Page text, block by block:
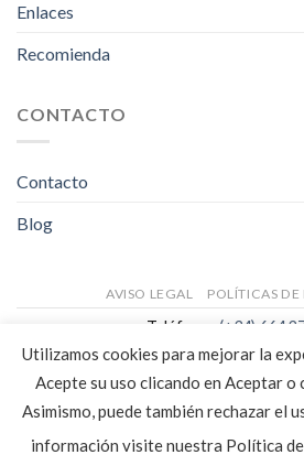
Enlaces
Recomienda
CONTACTO
Contacto
Blog
AVISO LEGAL POLÍTICAS
Teléfono: (+34) 664
Email:
Página web:
Copyright 2026 ©
Utilizamos cookies para mejorar la
Acepte su uso clicando en Aceptar
Asimismo, puede también rechazar el
información visite nuestra Política